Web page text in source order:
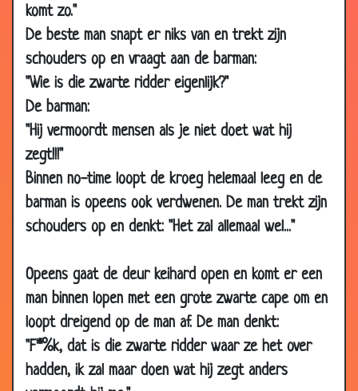
komt zo."
De beste man snapt er niks van en trekt zijn
schouders op en vraagt aan de barman:
"Wie is die zwarte ridder eigenlijk?"
De barman:
"Hij vermoordt mensen als je niet doet wat hij
zegt!!!"
Binnen no-time loopt de kroeg helemaal leeg en de
barman is opeens ook verdwenen. De man trekt zijn
schouders op en denkt: "Het zal allemaal wel..."
Opeens gaat de deur keihard open en komt er een
man binnen lopen met een grote zwarte cape om en
loopt dreigend op de man af. De man denkt:
"F*%k, dat is die zwarte ridder waar ze het over
hadden, ik zal maar doen wat hij zegt anders
2006
22 Jun
2006
Jagen
21 Jun
2006
Strijken
21 Jun
2006
Bejaard stel bij de dokter
18 Jun
2006
Het strand 3.20
16 Jun
Wiskunde
15 Jun
2006
Wiskundeles 3.61
15 Jun
2006
Slapen
15 Jun
Seksuele opvoeding